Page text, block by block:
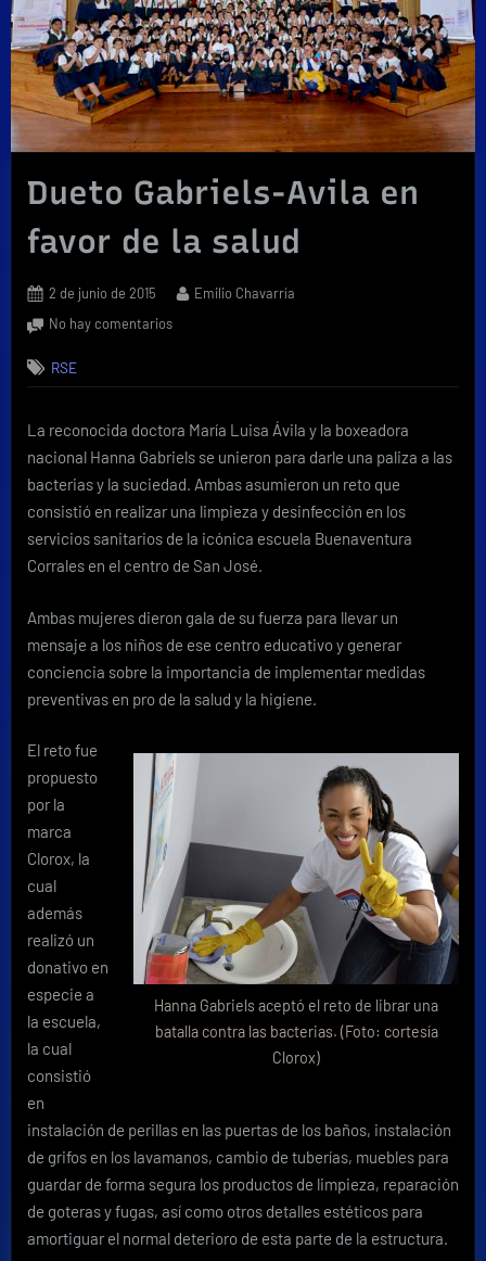
Dueto Gabriels-Avila en
favor de la salud
Posted
on
2 de junio de 2015 By
Emilio Chavarría
No hay comentariosen
Avila
favor
de
la
salud
RSE
La reconocida doctora María Luisa Ávila y la boxeadora
nacional Hanna Gabriels se unieron para darle una paliza a las
bacterias y la suciedad. Ambas asumieron un reto que
consistió en realizar una limpieza y desinfección en los
servicios sanitarios de la icónica escuela Buenaventura
Corrales en el centro de San José.
Ambas mujeres dieron gala de su fuerza para llevar un
mensaje a los niños de ese centro educativo y generar
conciencia sobre la importancia de implementar medidas
preventivas en pro de la salud y la higiene.
Hanna Gabriels aceptó el reto de librar una
batalla contra las bacterias. (Foto: cortesía
Clorox)
El reto fue
propuesto
por la
marca
Clorox, la
cual
además
realizó un
donativo en
especie a
la escuela,
la cual
consistió
en
instalación de perillas en las puertas de los baños, instalación
de grifos en los lavamanos, cambio de tuberías, muebles para
guardar de forma segura los productos de limpieza, reparación
de goteras y fugas, así como otros detalles estéticos para
amortiguar el normal deterioro de esta parte de la estructura.